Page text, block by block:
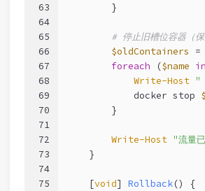
63
64
65
66
67
68
69
70
71
72
73
74
75
        }
# 停止旧槽位容器（保
$oldContainers =
foreach ($name in
Write-Host "
            docker stop
        }
Write-Host "流量
    }
[void] Rollback() {